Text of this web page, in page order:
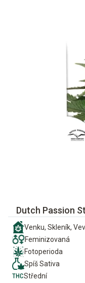
Dutch Passion
Venku, Skleník,
Feminizovaná
Fotoperioda
Spíš Sativa
Střední